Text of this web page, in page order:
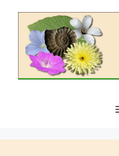
contenu